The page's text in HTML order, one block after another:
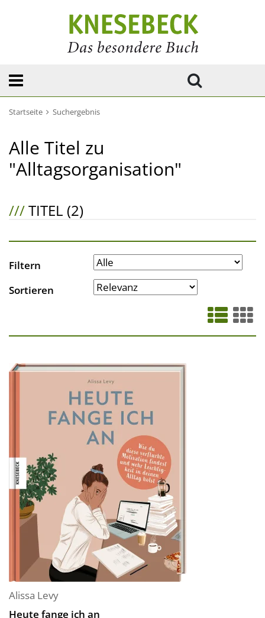
Startseite Suchergebnis
Alle Titel zu
"Alltagsorganisation"
///TITEL (2)
Filtern
Sortieren
Alissa Levy
Heute fange ich an